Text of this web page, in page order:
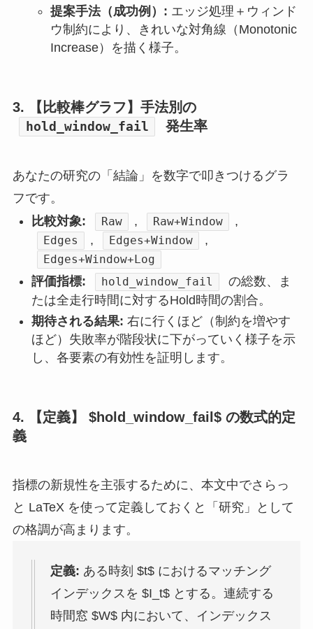
提案手法（成功例）: エッジ処理＋ウィンド
ウ制約により、きれいな対角線（Monotonic
Increase）を描く様子。
3. 【比較棒グラフ】手法別の
hold_window_fail 発生率
あなたの研究の「結論」を数字で叩きつけるグラ
フです。
比較対象:
Raw , Raw+Window ,
Edges , Edges+Window ,
Edges+Window+Log
評価指標: hold_window_fail
の総数、ま
たは全走行時間に対するHold時間の割合。
期待される結果: 右に行くほど（制約を増やす
ほど）失敗率が階段状に下がっていく様子を示
し、各要素の有効性を証明します。
4. 【定義】 $hold_window_fail$の数式的定
義
指標の新規性を主張するために、本文中でさらっ
と LaTeX を使って定義しておくと「研究」として
の格調が高まります。
定義: ある時刻 $t$におけるマッチング
インデックスを $I_t$とする。連続する
時間窓 $W$内において、インデックス